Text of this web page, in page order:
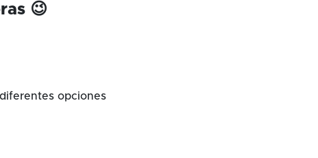
😉
opciones